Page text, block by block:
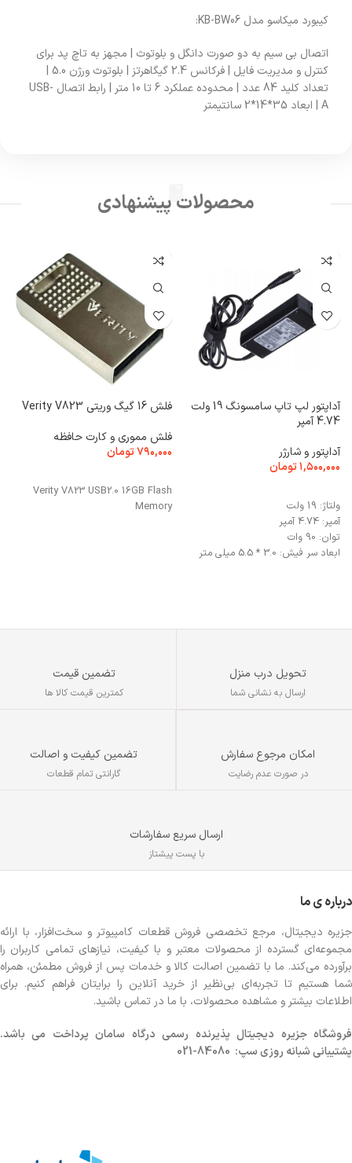
کیبورد میکاسو مدل KB-BW06:
اتصال بی سیم به دو صورت دانگل و بلوتوث | مجهز به تاچ پد برای
کنترل و مدیریت فایل | فرکانس 2.4 گیگاهرتز | بلوتوث ورژن 5.0 |
تعداد کلید 84 عدد | محدوده عملکرد 6 تا 10 متر | رابط اتصال USB-
A | ابعاد 35*14*2 سانتیمتر
محصولات پیشنهادی
آداپتور لپ تاپ سامسونگ 19 ولت
4.74 آمپر
آداپتور و شارژر
۱,۵۰۰,۰۰۰تومان
ولتاژ: 19 ولت
آمپر: 4.74 آمپر
توان: 90 وات
ابعاد سر فیش: 3.0 * 5.5 میلی متر
فلش 16 گیگ وریتی Verity V823
فلش مموری و کارت حافظه
۷۹۰,۰۰۰تومان
Verity V823 USB2.0 16GB Flash
Memory
تحویل درب منزل
ارسال به نشانی شما
تضمین قیمت
کمترین قیمت کالا ها
امکان مرجوع سفارش
در صورت عدم رضایت
تضمین کیفیت و اصالت
گارانتی تمام قطعات
ارسال سریع سفارشات
با پست پیشتاز
درباره ی ما
جزیره دیجیتال، مرجع تخصصی فروش قطعات کامپیوتر و سخت‌افزار، با ارائه
مجموعه‌ای گسترده از محصولات معتبر و با کیفیت، نیازهای تمامی کاربران را
برآورده می‌کند. ما با تضمین اصالت کالا و خدمات پس از فروش مطمئن، همراه
شما هستیم تا تجربه‌ای بی‌نظیر از خرید آنلاین را برایتان فراهم کنیم. برای
اطلاعات بیشتر و مشاهده محصولات، با ما در تماس باشید.
فروشگاهجزیره دیجیتال پذیرنده رسمی درگاه سامان پرداخت می باشد.
پشتیبانی شبانه روزی سپ: 84080-021